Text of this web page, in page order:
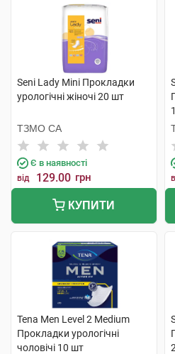
Seni Lady Mini Прокладки
урологічні жіночі 20 шт
ТЗМО СА
Є в наявності
від 129.00 грн
КУПИТИ
Tena Men Level 2 Medium
Прокладки урологічні
чоловічі 10 шт